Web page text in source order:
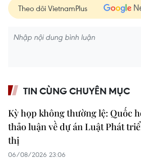
Theo dõi VietnamPlus
TIN CÙNG CHUYÊN MỤC
Kỳ họp không thường lệ: Quốc
thảo luận về dự án Luật Phát
thị
06/08/2026 23:06